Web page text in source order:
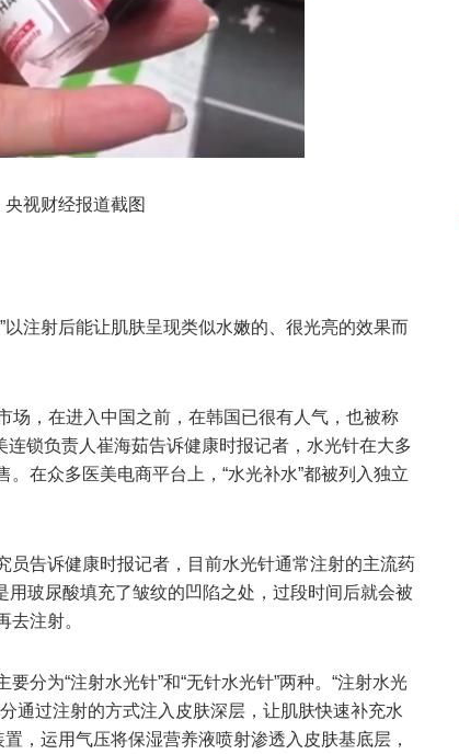
央视财经报道截图
以注射后能让肌肤呈现类似水嫩的、很光亮的效果而
场，在进入中国之前，在韩国已很有人气，也被称
连锁负责人崔海茹告诉健康时报记者，水光针在大多
在众多医美电商平台上，“水光补水”都被列入独立
员告诉健康时报记者，目前水光针通常注射的主流药
玻尿酸填充了皱纹的凹陷之处，过段时间后就会被
去注射。
分为“注射水光针”和“无针水光针”两种。“注射水光
通过注射的方式注入皮肤深层，让肌肤快速补充水
，运用气压将保湿营养液喷射渗透入皮肤基底层，